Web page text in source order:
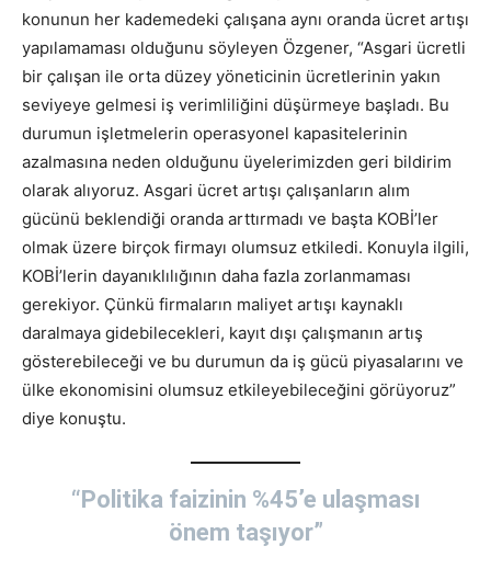
konunun her kademedeki çalışana aynı oranda ücret artışı
yapılamaması olduğunu söyleyen Özgener, “Asgari ücretli
bir çalışan ile orta düzey yöneticinin ücretlerinin yakın
seviyeye gelmesi iş verimliliğini düşürmeye başladı. Bu
durumun işletmelerin operasyonel kapasitelerinin
azalmasına neden olduğunu üyelerimizden geri bildirim
olarak alıyoruz. Asgari ücret artışı çalışanların alım
gücünü beklendiği oranda arttırmadı ve başta KOBİ’ler
olmak üzere birçok firmayı olumsuz etkiledi. Konuyla ilgili,
KOBİ’lerin dayanıklılığının daha fazla zorlanmaması
gerekiyor. Çünkü firmaların maliyet artışı kaynaklı
daralmaya gidebilecekleri, kayıt dışı çalışmanın artış
gösterebileceği ve bu durumun da iş gücü piyasalarını ve
ülke ekonomisini olumsuz etkileyebileceğini görüyoruz”
diye konuştu.
“Politika faizinin %45’e ulaşması
önem taşıyor”